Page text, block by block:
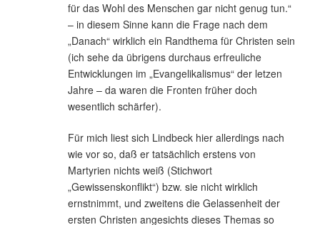
für das Wohl des Menschen gar nicht genug tun.“
– in diesem Sinne kann die Frage nach dem
„Danach“ wirklich ein Randthema für Christen sein
(ich sehe da übrigens durchaus erfreuliche
Entwicklungen im „Evangelikalismus“ der letzen
Jahre – da waren die Fronten früher doch
wesentlich schärfer).
Für mich liest sich Lindbeck hier allerdings nach
wie vor so, daß er tatsächlich erstens von
Martyrien nichts weiß (Stichwort
„Gewissenskonflikt“) bzw. sie nicht wirklich
ernstnimmt, und zweitens die Gelassenheit der
ersten Christen angesichts dieses Themas so